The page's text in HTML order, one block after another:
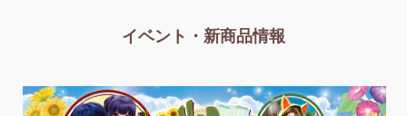
イベント・新商品情報